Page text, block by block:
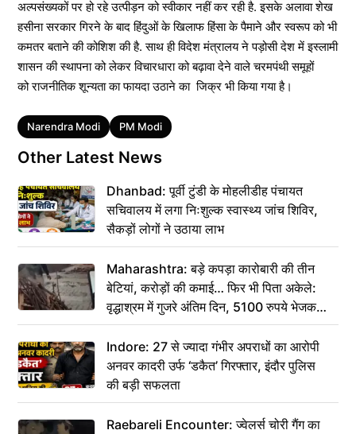
अल्पसंख्यकों पर हो रहे उत्पीड़न को स्वीकार नहीं कर रही है. इसके अलावा शेख
हसीना सरकार गिरने के बाद हिंदुओं के खिलाफ हिंसा के पैमाने और स्वरूप को भी
कमतर बताने की कोशिश की है. साथ ही विदेश मंत्रालय ने पड़ोसी देश में इस्लामी
शासन की स्थापना को लेकर विचारधारा को बढ़ावा देने वाले चरमपंथी समूहों
को राजनीतिक शून्यता का फायदा उठाने का जिक्र भी किया गया है।
Tags
Narendra Modi PM Modi
Other Latest News
Dhanbad: पूर्वी टुंडी के मोहलीडीह पंचायत
सचिवालय में लगा निःशुल्क स्वास्थ्य जांच शिविर,
सैकड़ों लोगों ने उठाया लाभ
Maharashtra: बड़े कपड़ा कारोबारी की तीन
बेटियां, करोड़ों की कमाई… फिर भी पिता अकेले:
वृद्धाश्रम में गुजरे अंतिम दिन, 5100 रुपये भेजकर
कहा– अंतिम संस्कार कर दीजिए हम नहीं आ पाएंगे
Indore: 27 से ज्यादा गंभीर अपराधों का आरोपी
अनवर कादरी उर्फ ‘डकैत’ गिरफ्तार, इंदौर पुलिस
की बड़ी सफलता
Raebareli Encounter: ज्वेलर्स चोरी गैंग का